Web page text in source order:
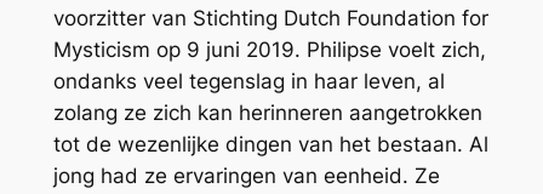
voorzitter van Stichting Dutch Foundation for
Mysticism op 9 juni 2019. Philipse voelt zich,
ondanks veel tegenslag in haar leven, al
zolang ze zich kan herinneren aangetrokken
tot de wezenlijke dingen van het bestaan. Al
jong had ze ervaringen van eenheid. Ze